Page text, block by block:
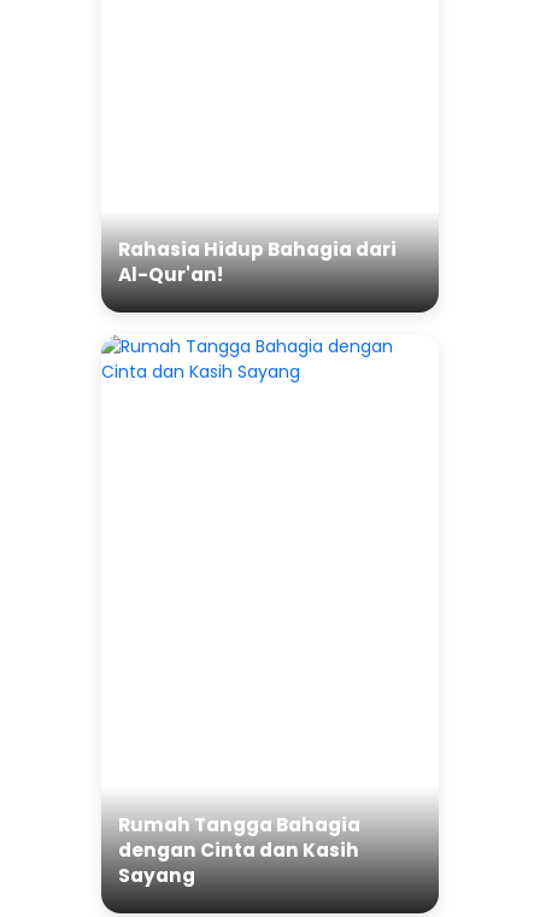
Rahasia Hidup Bahagia dari
Al-Qur'an!
Rumah Tangga Bahagia
dengan Cinta dan Kasih
Sayang